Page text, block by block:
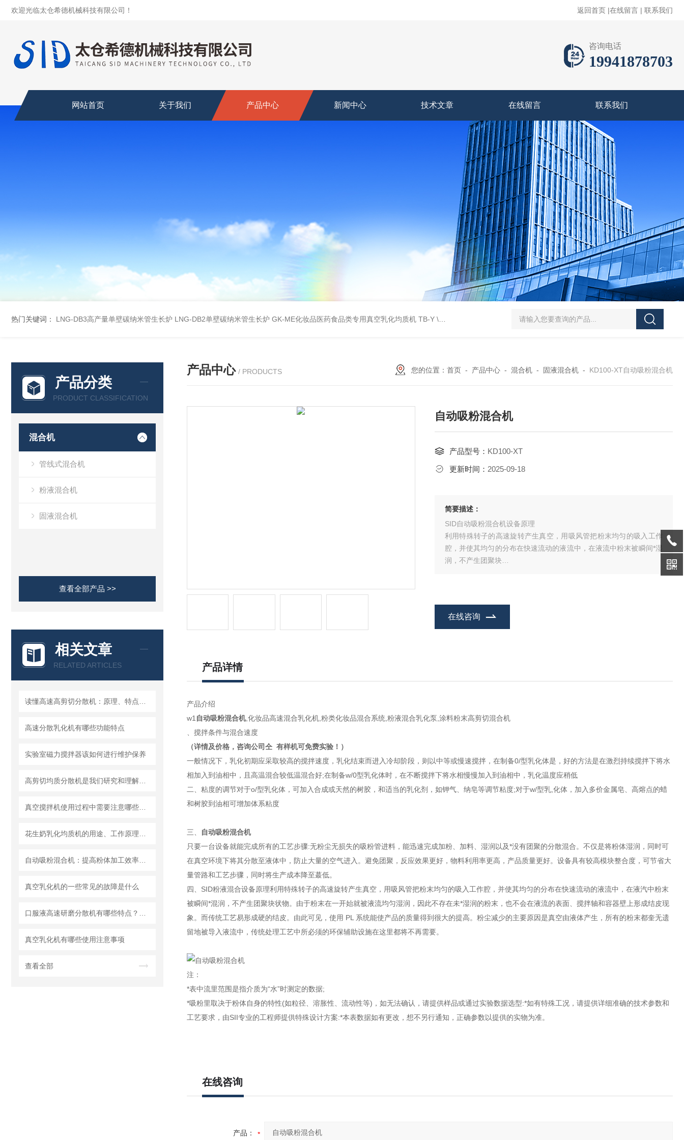
欢迎光临太仓希德机械科技有限公司！ 返回首页 |在线留言 | 联系我们
咨询电话
19941878703
网站首页 关于我们 产品中心 新闻中心 技术文章 在线留言 联系我们
热门关键词： LNG-DB3高产量单壁碳纳米管生长炉 LNG-DB2单壁碳纳米管生长炉 GK-ME化妆品医药食品类专用真空乳化均质机 TB-Y \TB-SSID全自动圆瓶罐贴标机 SJMFSID/希德 鸡骨泥湿法粉碎胶体磨 超细粉
产品分类
PRODUCT CLASSIFICATION
混合机
管线式混合机
粉液混合机
固液混合机
查看全部产品 >>
相关文章
RELATED ARTICLES
高速分散乳化机有哪些功能特点
实验室磁力搅拌器该如何进行维护保养
真空乳化机的一些常见的故障是什么
真空乳化机有哪些使用注意事项
查看全部
产品中心 / PRODUCTS 您的位置： 首页 - 产品中心 - 混合机 - 固液混合机 - KD100-XT自动吸粉混合机
自动吸粉混合机
产品型号： KD100-XT
更新时间： 2025-09-18
简要描述：
SID自动吸粉混合机设备原理
利用特殊转子的高速旋转产生真空，用吸风管把粉末均匀的吸入工作
腔，并使其均匀的分布在快速流动的液流中，在液流中粉末被瞬间*湿
润，不产生团聚块
在线咨询
产品详情
产品介绍
w1 自动吸粉混合机,化妆品高速混合乳化机,粉类化妆品混合系统,粉液混合乳化泵,涂料粉末高剪切混合机
、搅拌条件与混合速度
（详情及价格，咨询公司仝 有样机可免费实验！）
一般情况下，乳化初期应采取较高的搅拌速度，乳化结束而进入冷却阶段，则以中等或慢速搅拌，在制备0/型乳化体是，好的方法是在激烈持续搅拌下将水
相加入到油相中，且高温混合较低温混合好;在制备w/0型乳化体时，在不断搅拌下将水相慢慢加入到油相中，乳化温度应稍低
二、粘度的调节对于o/型乳化体，可加入合成或天然的树胶，和适当的乳化剂，如钾气、纳皂等调节粘度;对于w/型乳,化体，加入多价金属皂、高熔点的蜡
和树胶到油相可增加体系粘度
三、
自动吸粉混合机
只要一台设备就能完成所有的工艺步骤:无粉尘无损失的吸粉管进料，能迅速完成加粉、加料、湿润以及*没有团聚的分散混合。不仅是将粉体湿润，同时可
在真空环境下将其分散至液体中，防止大量的空气进入。避免团聚，反应效果更好，物料利用率更高，产品质量更好。设备具有较高模块整合度，可节省大
量管路和工艺步骤，同时将生产成本降至蕞低。
四、SID粉液混合设备原理利用特殊转子的高速旋转产生真空，用吸风管把粉末均匀的吸入工作腔，并使其均匀的分布在快速流动的液流中，在液汽中粉末
被瞬间*混润，不产生团聚块状物。由于粉末在一开始就被液流均匀湿润，因此不存在未*湿润的粉末，也不会在液流的表面、搅拌轴和容器壁上形成结皮现
象。而传统工艺易形成硬的结皮。由此可见，使用 PL 系统能使产品的质量得到很大的提高。粉尘减少的主要原因是真空由液体产生，所有的粉末都奎无遗
留地被导入液流中，传统处理工艺中所必须的环保辅助设施在这里都将不再需要。
注：
*表中流里范围是指介质为“水”时测定的数据;
*吸粉里取决于粉体自身的特性(如粒径、溶胀性、流动性等)，如无法确认，请提供样品或通过实验数据选型:*如有特殊工况，请提供详细准确的技术参数和
工艺要求，由SII专业的工程师提供特殊设计方案:*本表数据如有更改，想不另行通知，正确参数以提供的实物为准。
在线咨询
产品：